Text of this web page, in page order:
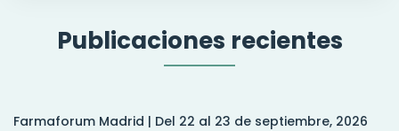
Publicaciones recientes
Farmaforum Madrid | Del 22 al 23 de septiembre, 2026